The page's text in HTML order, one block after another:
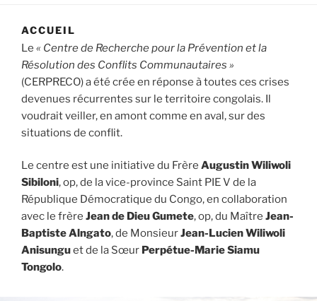
ACCUEIL
Le « Centre de Recherche pour la Prévention et la
Résolution des Conflits Communautaires »
(CERPRECO) a été crée en réponse à toutes ces crises
devenues récurrentes sur le territoire congolais. Il
voudrait veiller, en amont comme en aval, sur des
situations de conflit.
Le centre est une initiative du Frère Augustin Wiliwoli
Sibiloni, op, de la vice-province Saint PIE V de la
République Démocratique du Congo, en collaboration
avec le frère Jean de Dieu Gumete, op, du Maître Jean-
Baptiste Alngato, de MonsieurJean-Lucien Wiliwoli
Anisunguet de la Sœur Perpétue-Marie Siamu
Tongolo.